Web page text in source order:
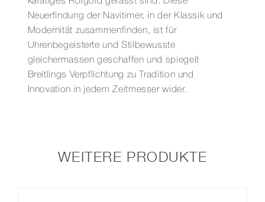
Neuerfindung der Navitimer, in der Klassik und
Modernität zusammenfinden, ist für
Uhrenbegeisterte und Stilbewusste
gleichermassen geschaffen und spiegelt
Breitlings Verpflichtung zu Tradition und
Innovation in jedem Zeitmesser wider.
WEITERE PRODUKTE